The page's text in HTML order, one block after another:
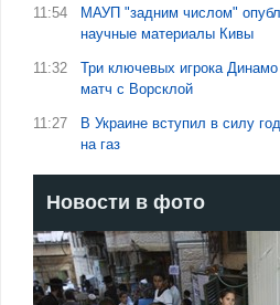
11:54
МАУП "задним числом"
научные материалы Кивы
11:32
Три ключевых игрока Динамо
матч с Ворсклой
11:27
В Украине вступил в силу
на газ
Новости в фото